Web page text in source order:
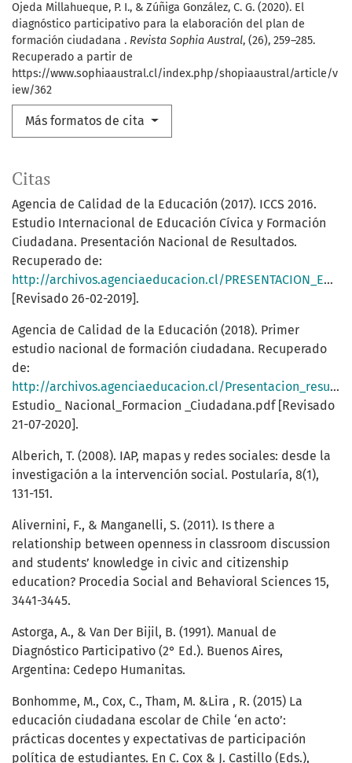
Ojeda Millahueque, P. I., & Zúñiga González, C. G. (2020). El
diagnóstico participativo para la elaboración del plan de
formación ciudadana . Revista Sophia Austral, (26), 259–285.
Recuperado a partir de
https://www.sophiaaustral.cl/index.php/shopiaaustral/article/v
iew/362
Más formatos de cita
Citas
Agencia de Calidad de la Educación (2017). ICCS 2016.
Estudio Internacional de Educación Cívica y Formación
Ciudadana. Presentación Nacional de Resultados.
Recuperado de:
http://archivos.agenciaeducacion.cl/PRESENTACION_EDUCACION_CIVICA.pdf
[Revisado 26-02-2019].
Agencia de Calidad de la Educación (2018). Primer
estudio nacional de formación ciudadana. Recuperado
de:
http://archivos.agenciaeducacion.cl/Presentacion_resultados_
Estudio_ Nacional_Formacion _Ciudadana.pdf [Revisado
21-07-2020].
Alberich, T. (2008). IAP, mapas y redes sociales: desde la
investigación a la intervención social. Postularía, 8(1),
131-151.
Alivernini, F., & Manganelli, S. (2011). Is there a
relationship between openness in classroom discussion
and students’ knowledge in civic and citizenship
education? Procedia Social and Behavioral Sciences 15,
3441-3445.
Astorga, A., & Van Der Bijil, B. (1991). Manual de
Diagnóstico Participativo (2° Ed.). Buenos Aires,
Argentina: Cedepo Humanitas.
Bonhomme, M., Cox, C., Tham, M. &Lira , R. (2015) La
educación ciudadana escolar de Chile ‘en acto’:
prácticas docentes y expectativas de participación
política de estudiantes. En C. Cox & J. Castillo (Eds.),